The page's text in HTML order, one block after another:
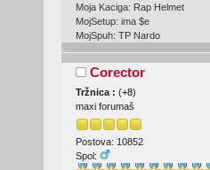
Moja Kaciga: Rap Helmet
MojSetup: ima $e
MojSpuh: TP Nardo
Corector
Tržnica : (+8)
maxi forumaš
Postova: 10852
Spol: